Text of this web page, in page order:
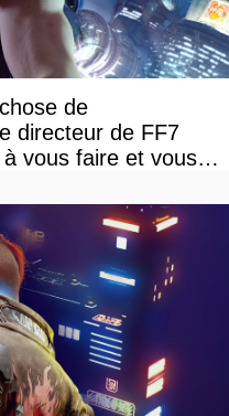
de
directeur de FF7
vous faire et vous